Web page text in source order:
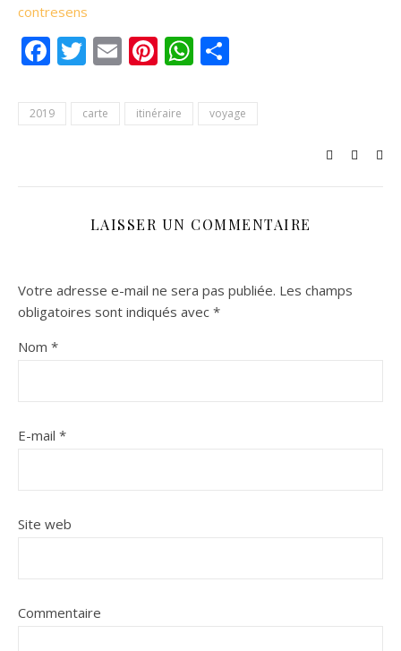
contresens
Facebook
Twitter
EmailPinterest
WhatsApp
2019 carte itinéraire voyage
LAISSER UN COMMENTAIRE
Votre adresse e-mail ne sera pas publiée. Les champs
obligatoires sont indiqués avec *
Nom *
E-mail *
Site web
Commentaire